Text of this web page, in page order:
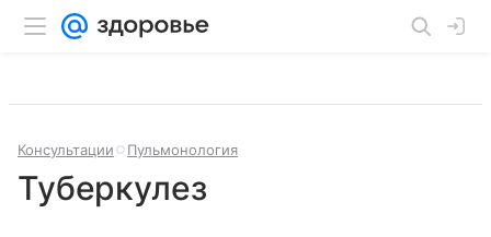
Консультации Пульмонология
Туберкулез